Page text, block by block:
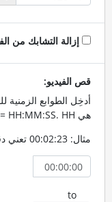
إزالة التشابك من
قص الفيديو:
أدخِل الطوابع الزمنية
هي HH:MM:SS. HH = ساعة، MM = دقائق، SS = ثوانٍ.
مثال: 00:02:23 تعني دقيقتين و23 ثانية.
to